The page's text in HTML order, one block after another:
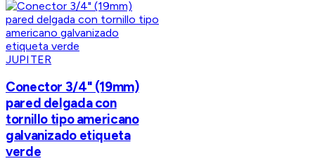
JUPITER
Conector 3/4" (19mm)
pared delgada con
tornillo tipo americano
galvanizado etiqueta
verde